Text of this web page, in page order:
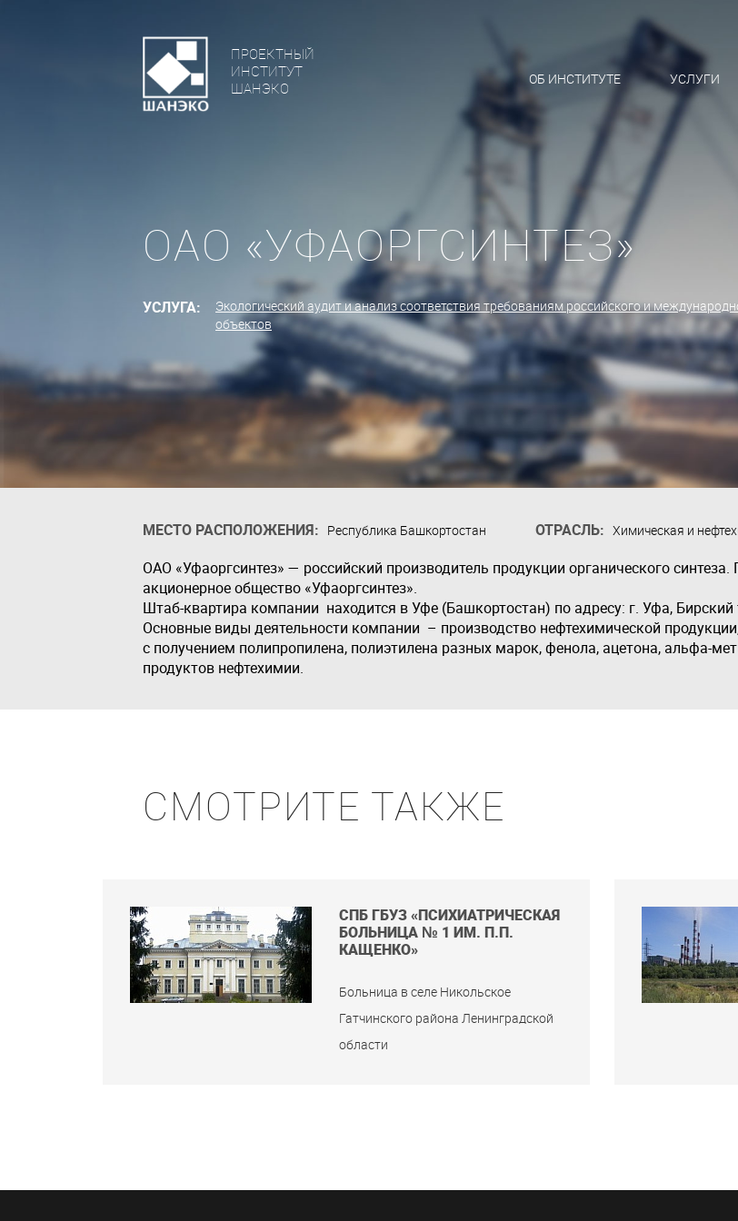
ПРОЕКТНЫЙ
ИНСТИТУТ
ШАНЭКО
ОБ ИНСТИТУТЕ УСЛУГИ
ОАО «УФАОРГСИНТЕЗ»
УСЛУГА:
Экологический аудит и анализ соответствия требованиям российского и
объектов
МЕСТО РАСПОЛОЖЕНИЯ: Республика Башкортостан ОТРАСЛЬ: Химическая и
ОАО «Уфаоргсинтез» — российский производитель продукции органического
акционерное общество «Уфаоргсинтез».
Штаб-квартира компании находится в Уфе (Башкортостан) по адресу: г. Уфа, Бирский
Основные виды деятельности компании – производство нефтехимической
с получением полипропилена, полиэтилена разных марок, фенола, ацетона, альфа-
продуктов нефтехимии.
СМОТРИТЕ ТАКЖЕ
СПБ ГБУЗ «ПСИХИАТРИЧЕСКАЯ
БОЛЬНИЦА № 1 ИМ. П.П.
КАЩЕНКО»
Больница в селе Никольское
Гатчинского района Ленинградской
области